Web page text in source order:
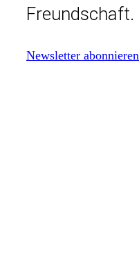
Freundschaft.
Newsletter abonnieren